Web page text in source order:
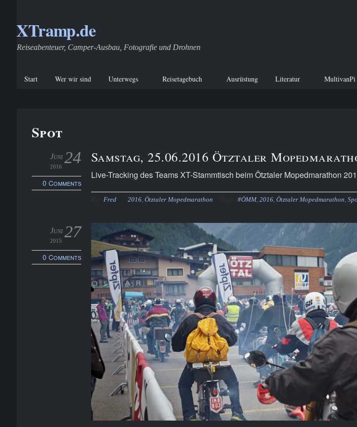
XTramp.de
Reiseabenteuer, Camper-Ausbau, Fotografie und Drohnen
Start Wer wir sind Unterwegs Reisetagebuch Ausrüstung Literatur MultivanPi
Spot
24
Juni
2016
0 Comments
Samstag, 25.06.2016 Ötztaler
Live-Tracking des Teams XT-Stammtisch beim Ötztaler Mopedmarathon
Fred 2016,Ötztaler Mopedmarathon #ÖMM, 2016, Ötztaler Mopedmarathon,
27
Juni
2015
0 Comments